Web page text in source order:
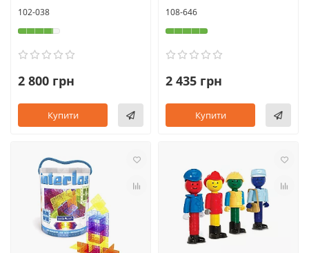
102-038
2 800 грн
Купити
108-646
2 435 грн
Купити